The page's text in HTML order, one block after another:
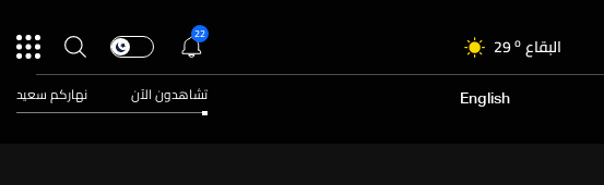
البقاع 29o
الجنوب 28o
30
22
English تشاهدون الآن نهاركم سعيد